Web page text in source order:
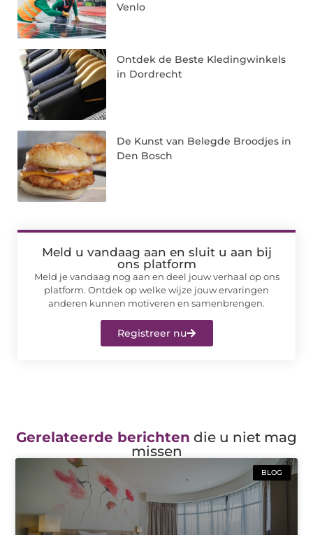
Venlo
Ontdek de Beste Kledingwinkels
in Dordrecht
De Kunst van Belegde Broodjes in
Den Bosch
Meld u vandaag aan en sluit u aan bij
ons platform
Meld je vandaag nog aan en deel jouw verhaal op ons
platform. Ontdek op welke wijze jouw ervaringen
anderen kunnen motiveren en samenbrengen.
Registreer nu
Gerelateerde berichten die u niet mag
missen
BLOG